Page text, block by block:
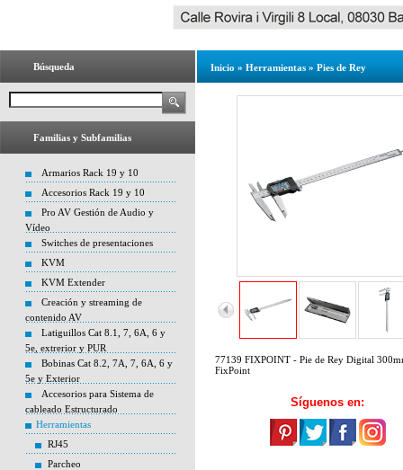
Búsqueda
Familias y Subfamilias
Armarios Rack 19 y 10
Accesorios Rack 19 y 10
Pro AV Gestión de Audio y
Vídeo
Switches de presentaciones
KVM
KVM Extender
Creación y streaming de
contenido AV
Latiguillos Cat 8.1, 7, 6A, 6 y
5e, extrerior y PUR
Bobinas Cat 8.2, 7A, 7, 6A, 6 y
5e y Exterior
Accesorios para Sistema de
cableado Estructurado
Herramientas
RJ45
Parcheo
Inicio » Herramientas » Pies de Rey
77139 FIXPOINT - Pie de Rey Digital
FixPoint
Síguenos en: